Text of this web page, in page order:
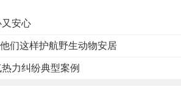
安心
们这样护航野生动物安居
力纠纷典型案例